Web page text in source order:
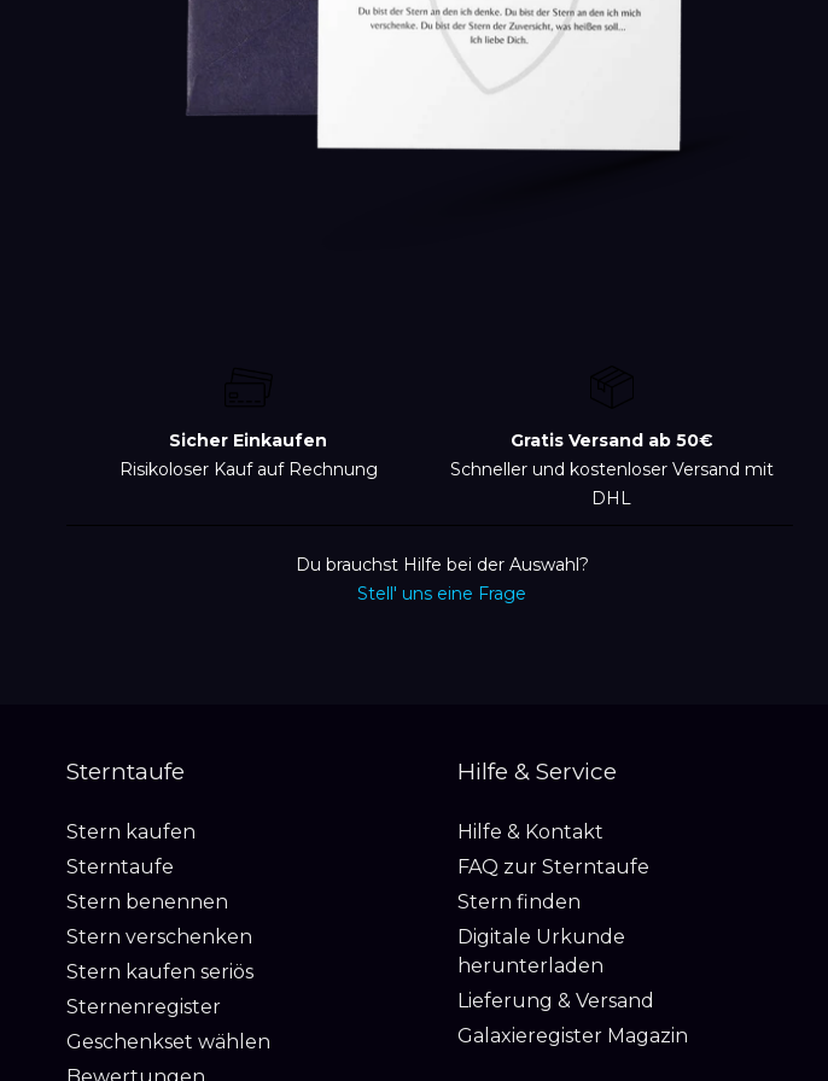
Sicher Einkaufen
Risikoloser Kauf auf Rechnung
Gratis Versand ab 50€
Schneller und kostenloser Versand mit
DHL
Du brauchst Hilfe bei der Auswahl?
Stell' uns eine Frage
Sterntaufe
Stern kaufen
Sterntaufe
Stern benennen
Stern verschenken
Stern kaufen seriös
Sternenregister
Geschenkset wählen
Hilfe & Service
Hilfe & Kontakt
FAQ zur Sterntaufe
Stern finden
Digitale Urkunde
herunterladen
Lieferung & Versand
Galaxieregister Magazin